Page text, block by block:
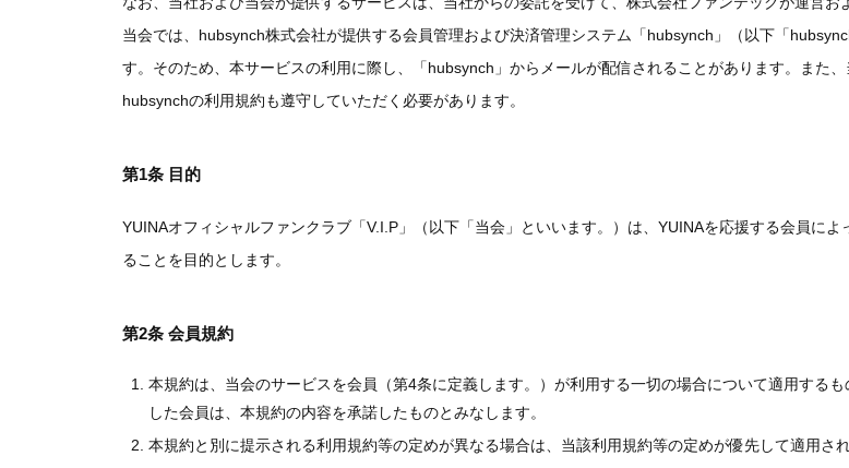
当会では、hubsynch株式会社が提供する会員管理および決済管理システム「hubsynch」（以下「
す。そのため、本サービスの利用に際し、「hubsynch」からメールが配信されることがあります。また、
hubsynchの利用規約も遵守していただく必要があります。
第1条 目的
YUINAオフィシャルファンクラブ「V.I.P」（以下「当会」といいます。）は、YUINAを応援する会員によ
ることを目的とします。
第2条 会員規約
本規約は、当会のサービスを会員（第4条に定義します。）が利用する一切の場合について適用する
した会員は、本規約の内容を承諾したものとみなします。
本規約と別に提示される利用規約等の定めが異なる場合は、当該利用規約等の定めが優先して適用さ